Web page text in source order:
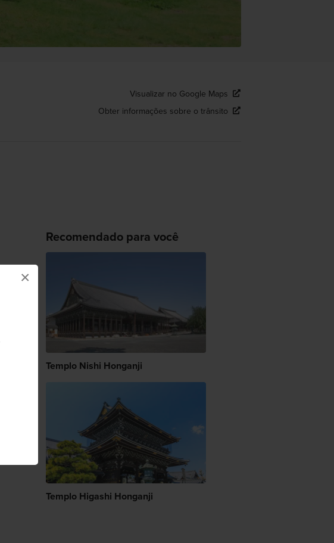
×
Visualizar no Google Maps
Obter informações sobre o trânsito
Recomendado para você
Templo Nishi Honganji
Templo Higashi Honganji